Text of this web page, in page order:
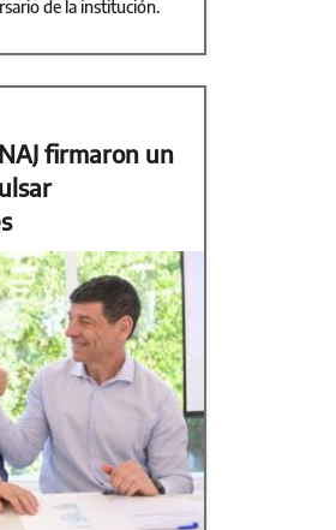
de la institución.
firmaron un